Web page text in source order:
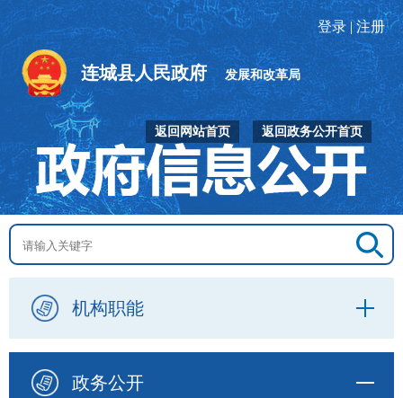
登录|注册
连城县人民政府 发展和改革局
返回政务公开首页
返回网站首页
机构职能
政务公开